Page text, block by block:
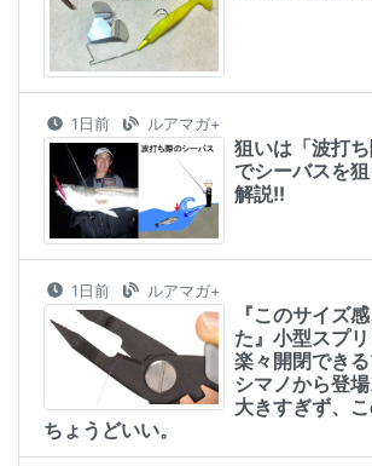
1日前 ルアマガ+
狙いは「波打
でシーバスを
解説!!
1日前 ルアマガ+
『このサイズ
た』小型スプ
楽々開閉でき
シマノから登
大きすぎず、
ちょうどいい。